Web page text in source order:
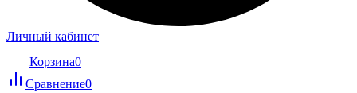
Личный кабинет
Корзина0
Сравнение0